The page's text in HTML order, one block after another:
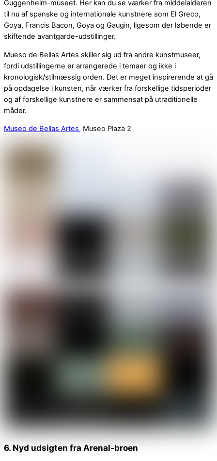
Guggenheim-museet. Her kan du se værker fra middelalderen
til nu af spanske og internationale kunstnere som El Greco,
Goya, Francis Bacon, Goya og Gaugin, ligesom der løbende er
skiftende avantgarde-udstillinger.
Mueso de Bellas Artes skiller sig ud fra andre kunstmuseer,
fordi udstillingerne er arrangerede i temaer og ikke i
kronologisk/stilmæssig orden. Det er meget inspirerende at gå
på opdagelse i kunsten, når værker fra forskellige tidsperioder
og af forskellige kunstnere er sammensat på utraditionelle
måder.
Museo de Bellas Artes, Museo Plaza 2
6. Nyd udsigten fra Arenal-broen